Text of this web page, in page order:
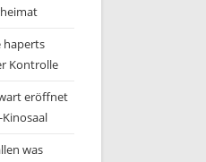
haperts
Kontrolle
eröffnet
was